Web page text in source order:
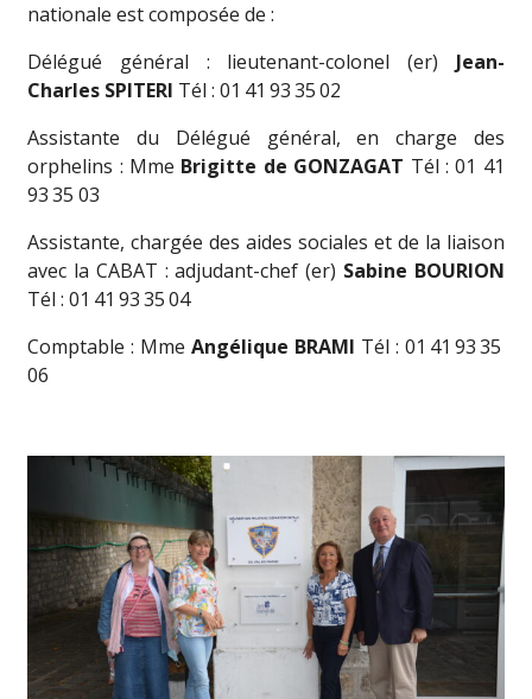
nationale est composée de :
Délégué général : lieutenant-colonel (er) Jean-
Charles SPITERI Tél : 01 41 93 35 02
Assistante du Délégué général, en charge des
orphelins : Mme Brigitte de GONZAGAT Tél : 01 41
93 35 03
Assistante, chargée des aides sociales et de la liaison
avec la CABAT : adjudant-chef (er) Sabine BOURION
Tél : 01 41 93 35 04
Comptable : MmeAngélique BRAMI Tél : 01 41 93 35
06